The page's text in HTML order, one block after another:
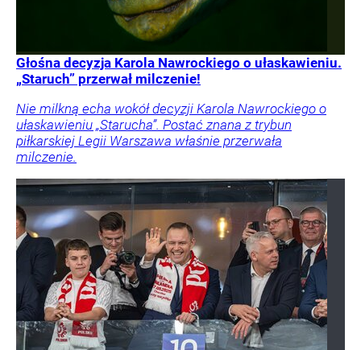
Głośna decyzja Karola Nawrockiego o ułaskawieniu.
„Staruch” przerwał milczenie!
Nie milkną echa wokół decyzji Karola Nawrockiego o
ułaskawieniu „Starucha”. Postać znana z trybun
piłkarskiej Legii Warszawa właśnie przerwała
milczenie.